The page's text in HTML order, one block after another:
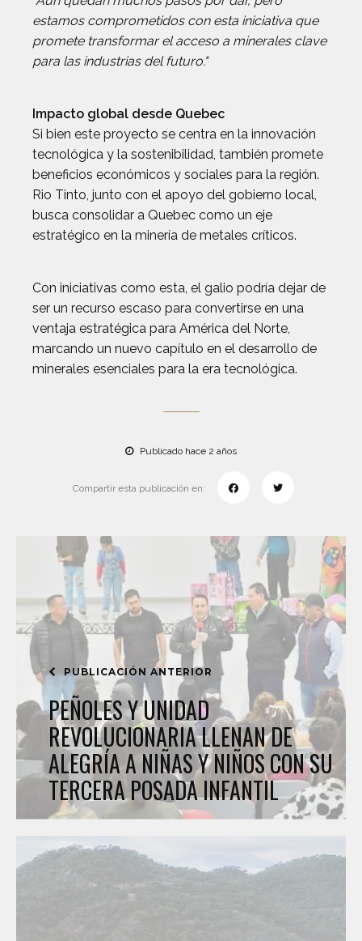
estamos comprometidos con esta iniciativa que
promete transformar el acceso a minerales clave
para las industrias del futuro."
Impacto global desde Quebec
Si bien este proyecto se centra en la innovación
tecnológica y la sostenibilidad, también promete
beneficios económicos y sociales para la región.
Rio Tinto, junto con el apoyo del gobierno local,
busca consolidar a Quebec como un eje
estratégico en la minería de metales críticos.
Con iniciativas como esta, el galio podría dejar de
ser un recurso escaso para convertirse en una
ventaja estratégica para América del Norte,
marcando un nuevo capítulo en el desarrollo de
minerales esenciales para la era tecnológica.
Publicado hace 2 años
Compartir esta publicación en:
PUBLICACIÓN ANTERIOR
PEÑOLES Y UNIDAD
REVOLUCIONARIA LLENAN DE
ALEGRÍA A NIÑAS Y NIÑOS CON SU
TERCERA POSADA INFANTIL